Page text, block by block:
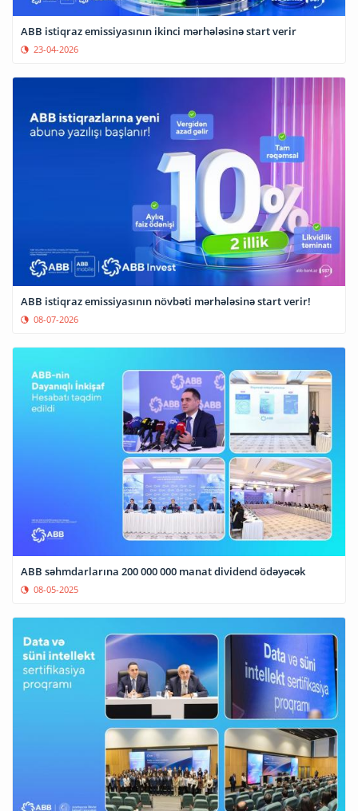
ABB istiqraz emissiyasının ikinci mərhələsinə start verir
23-04-2026
ABB istiqraz emissiyasının növbəti mərhələsinə start verir!
08-07-2026
ABB səhmdarlarına 200 000 000 manat dividend ödəyəcək
08-05-2025